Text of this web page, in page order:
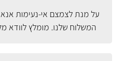
על מנת לצמצם אי-נעימות אנא
המשלוח שלנו. מומלץ לוודא